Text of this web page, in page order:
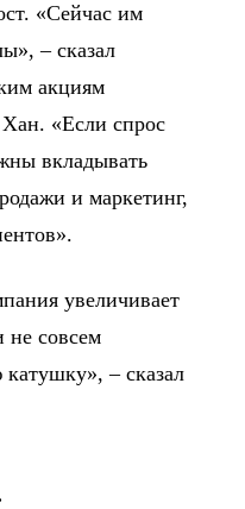
«Сейчас им
– сказал
акциям
«Если спрос
вкладывать
и маркетинг,
увеличивает
не совсем
– сказал